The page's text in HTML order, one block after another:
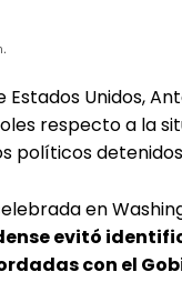
Unidos,
respecto a la
políticos
en
evitó
con el